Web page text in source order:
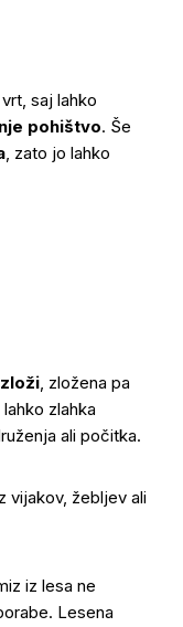
saj lahko
pohištvo. Še
, zato jo lahko
, zložena pa
zlahka
ali počitka.
vijakov, žebljev ali
iz lesa ne
Lesena